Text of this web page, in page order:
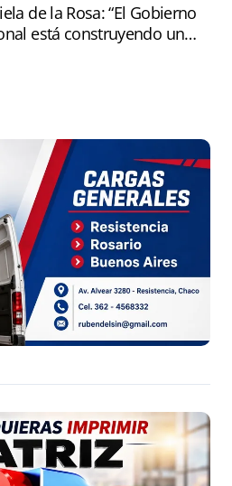
de la Rosa: “El Gobierno
está construyendo un